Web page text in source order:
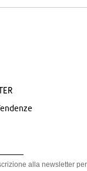
alla newsletter per